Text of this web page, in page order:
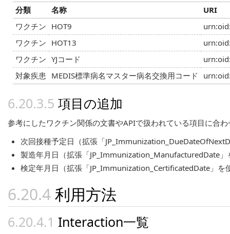
分類 名称
URI
ワクチン HOT9
ワクチン HOT13
ワクチン YJコード
対象疾患
MEDIS標準病名マスター病名交換用コード
項目の追加
参考にしたワクチン関係の文書やAPIで扱われている項目に合
次回接種予定日（拡張「
製造年月日（拡張「JP_Immunization_ManufacturedDate」
検定年月日（拡張「JP_Immunization_CertificatedDate」を
利用方法
Interaction一覧